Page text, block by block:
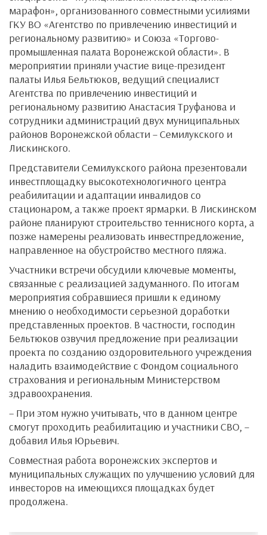
марафон», организованного совместными усилиями
ГКУ ВО «Агентство по привлечению инвестиций и
региональному развитию» и Союза «Торгово-
промышленная палата Воронежской области». В
мероприятии приняли участие вице-президент
палаты Илья Бельтюков, ведущий специалист
Агентства по привлечению инвестиций и
региональному развитию Анастасия Труфанова и
сотрудники администраций двух муниципальных
районов Воронежской области – Семилукского и
Лискинского.
Представители Семилукского района презентовали
инвестплощадку высокотехнологичного центра
реабилитации и адаптации инвалидов со
стационаром, а также проект ярмарки. В Лискинском
районе планируют строительство теннисного корта, а
позже намерены реализовать инвестпредложение,
направленное на обустройство местного пляжа.
Участники встречи обсудили ключевые моменты,
связанные с реализацией задуманного. По итогам
мероприятия собравшиеся пришли к единому
мнению о необходимости серьезной доработки
представленных проектов. В частности, господин
Бельтюков озвучил предложение при реализации
проекта по созданию оздоровительного учреждения
наладить взаимодействие с Фондом социального
страхования и региональным Министерством
здравоохранения.
– При этом нужно учитывать, что в данном центре
смогут проходить реабилитацию и участники СВО, –
добавил Илья Юрьевич.
Совместная работа воронежских экспертов и
муниципальных служащих по улучшению условий для
инвесторов на имеющихся площадках будет
продолжена.